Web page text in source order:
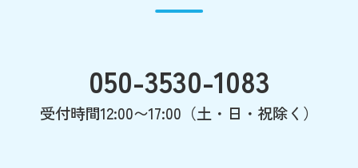
050-3530-1083
受付時間12:00〜17:00（土・日・祝除く）